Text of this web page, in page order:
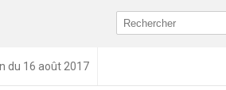
du 16 août 2017